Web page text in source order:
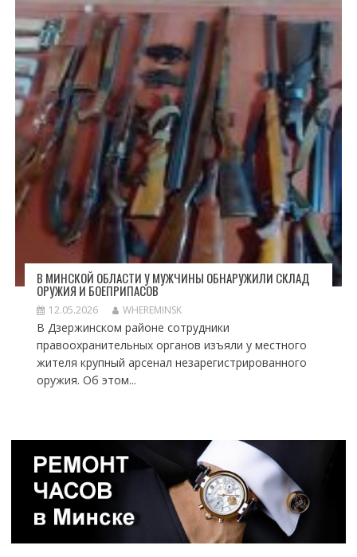
В МИНСКОЙ ОБЛАСТИ У МУЖЧИНЫ ОБНАРУЖИЛИ СКЛАД
ОРУЖИЯ И БОЕПРИПАСОВ
12.05.2026 WHEREMINSK
В Дзержинском районе сотрудники
правоохранительных органов изъяли у местного
жителя крупный арсенал незарегистрированного
оружия. Об этом...